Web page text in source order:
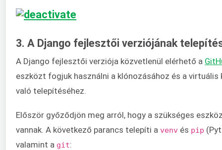
3. A Django fejlesztői verziójának
A Django fejlesztői verziója közvetlenül elérhető a
eszközt fogjuk használni a klónozásához és a virtuális
való telepítéséhez.
Először győződjön meg arról, hogy a szükséges
vannak. A következő parancs telepíti a venv és pip
valamint a git: